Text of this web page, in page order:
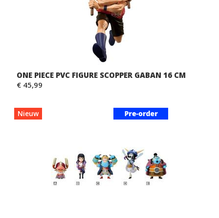
ONE PIECE PVC FIGURE SCOPPER GABAN 16 CM
€ 45,99
Nieuw